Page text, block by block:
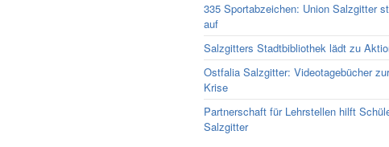
335 Sportabzeichen: Union Salzgitter
auf
Salzgitters Stadtbibliothek lädt zu
Ostfalia Salzgitter: Videotagebücher
Krise
Partnerschaft für Lehrstellen hilft
Salzgitter